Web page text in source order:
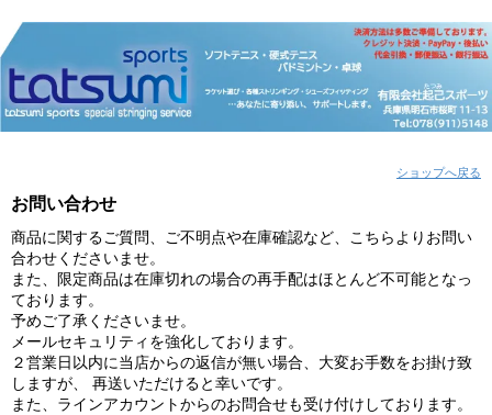
ショップへ戻る
お問い合わせ
商品に関するご質問、ご不明点や在庫確認など、こちらよりお問い
合わせくださいませ。
また、限定商品は在庫切れの場合の再手配はほとんど不可能となっ
ております。
予めご了承くださいませ。
メールセキュリティを強化しております。
２営業日以内に当店からの返信が無い場合、大変お手数をお掛け致
しますが、 再送いただけると幸いです。
また、ラインアカウントからのお問合せも受け付けしております。